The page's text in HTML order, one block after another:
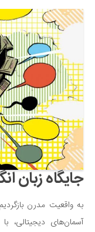
تاریخ
معماری
علمی
فناوری‌ها
نجوم و هوا فضا
زمین و محیط
خودرو
سرگرمی
دانستنی‌ها
بازی
طنز
جایگاه زبان
به واقعیت مدرن
آسمان‌های دیجیتالی،